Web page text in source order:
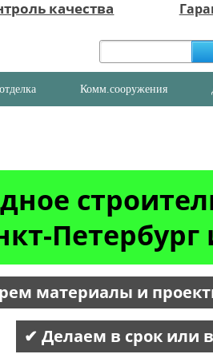
качества
Комм.сооружения
Петербург
материалы и
✔ Делаем в срок или